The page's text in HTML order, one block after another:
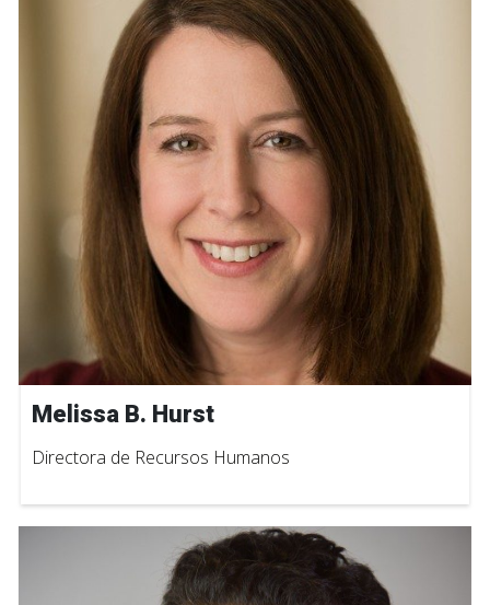
Melissa B. Hurst
Directora de Recursos Humanos